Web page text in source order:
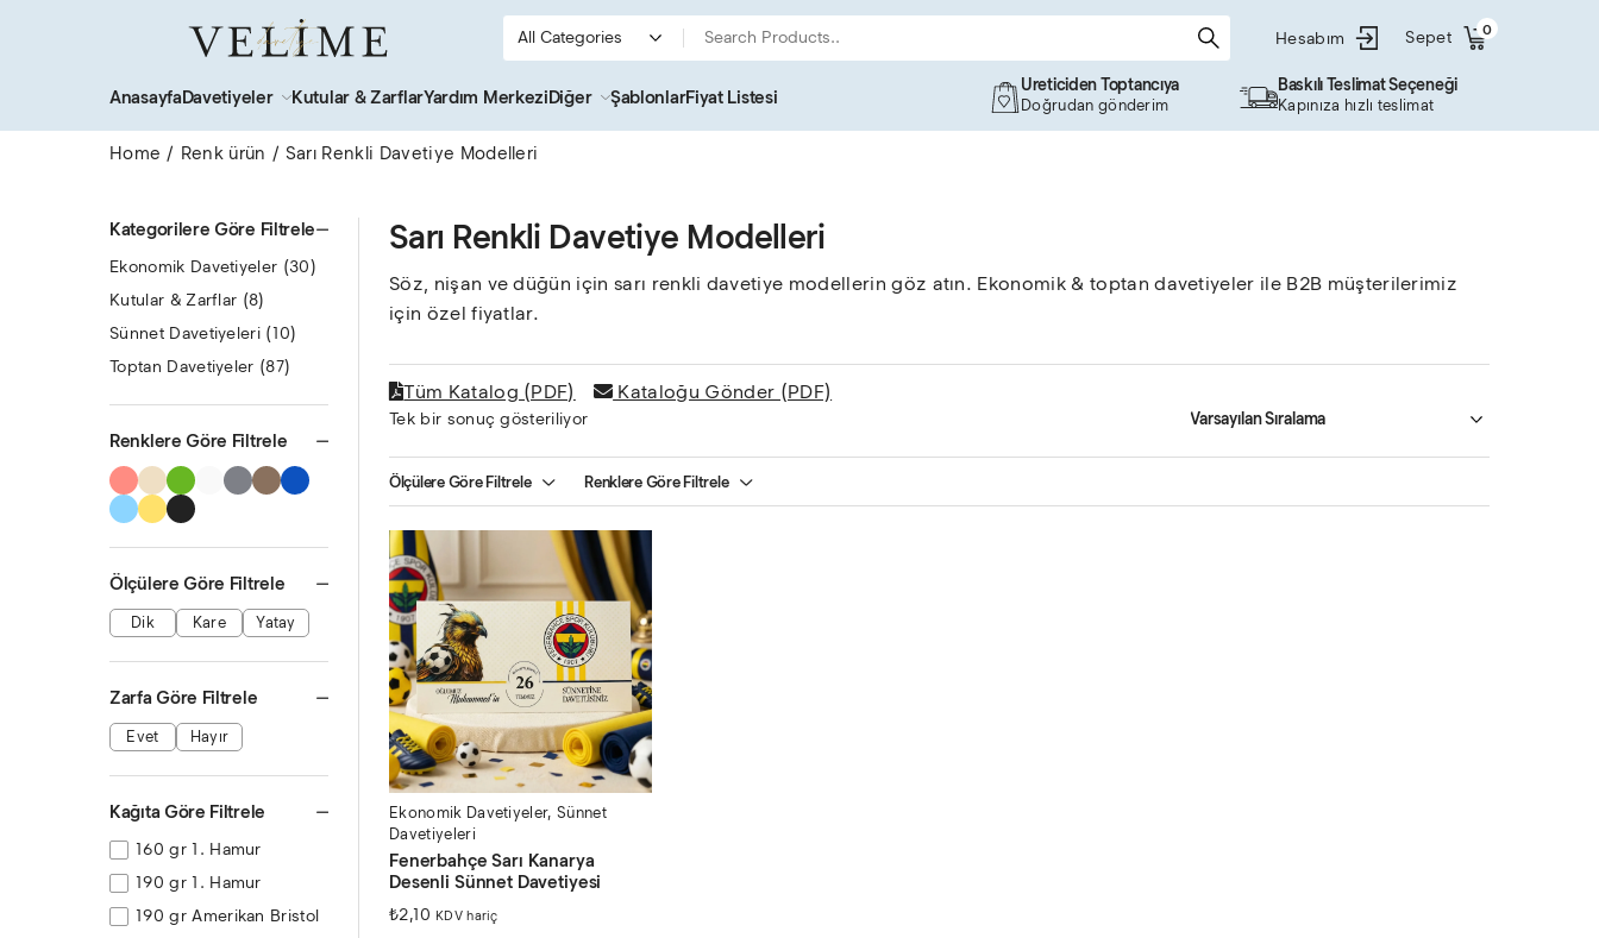
Hesabım Sepet 0
Üreticiden Toptancıya
Doğrudan gönderim
Baskılı Teslimat Seçeneği
Kapınıza hızlı teslimat
AnasayfaDavetiyeler Kutular & ZarflarYardım MerkeziDiğer ŞablonlarFiyat Listesi
Home Renk ürün Sarı Renkli Davetiye Modelleri
Sarı Renkli Davetiye Modelleri
Söz, nişan ve düğün için sarı renkli davetiye modellerin göz atın. Ekonomik & toptan davetiyeler ile B2B müşterilerimiz
için özel fiyatlar.
Tüm Katalog (PDF) Kataloğu Gönder (PDF)
Tek bir sonuç gösteriliyor
Ölçülere Göre Filtrele Renklere Göre Filtrele
Ekonomik Davetiyeler,Sünnet
Davetiyeleri
Fenerbahçe Sarı Kanarya
Desenli Sünnet Davetiyesi
₺2,10 KDV hariç
Kategorilere Göre Filtrele
Ekonomik Davetiyeler (30)
Kutular & Zarflar (8)
Sünnet Davetiyeleri (10)
Toptan Davetiyeler (87)
Renklere Göre Filtrele
Ölçülere Göre Filtrele
Dik Kare Yatay
Zarfa Göre Filtrele
Evet Hayır
Kağıta Göre Filtrele
160 gr 1. Hamur
190 gr 1. Hamur
190 gr Amerikan Bristol